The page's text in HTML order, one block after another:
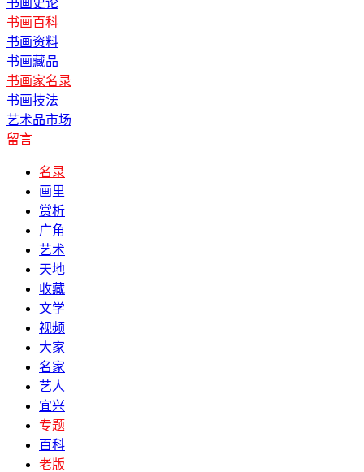
书画百科
书画资料
书画藏品
书画家名录
书画技法
艺术品市场
留言
名录
画里
赏析
广角
艺术
天地
收藏
文学
视频
大家
名家
艺人
宜兴
专题
百科
老版